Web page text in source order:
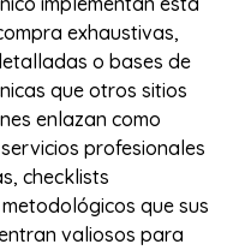
exhaustivas,
o bases de
que otros sitios
enlazan como
profesionales
checklists
que sus
valiosos para